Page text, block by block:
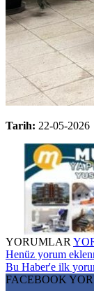
Tarih: 22-05-2026
YORUMLAR
Henüz yorum
Bu Haber'e ilk
FACEBOOK